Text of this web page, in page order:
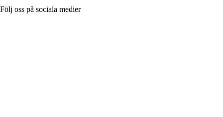
Följ oss på sociala medier